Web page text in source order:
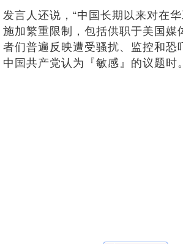
发言人还说，“中国长期以来对在
施加繁重限制，包括供职于美国媒
者们普遍反映遭受骚扰、监控和恐
中国共产党认为『敏感』的议题时